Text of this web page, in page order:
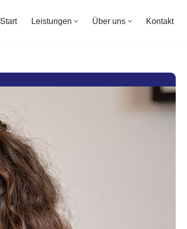
Start Leistungen Über uns Kontakt